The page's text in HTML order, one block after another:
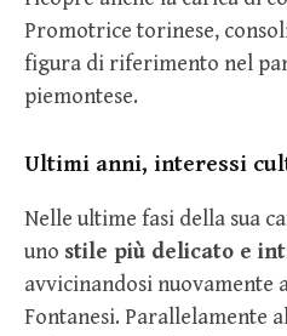
Promotrice torinese,
figura di riferimento nel
piemontese.
Ultimi anni, interessi
Nelle ultime fasi della sua
uno stile più delicato e
avvicinandosi nuovamente
Fontanesi. Parallelamente